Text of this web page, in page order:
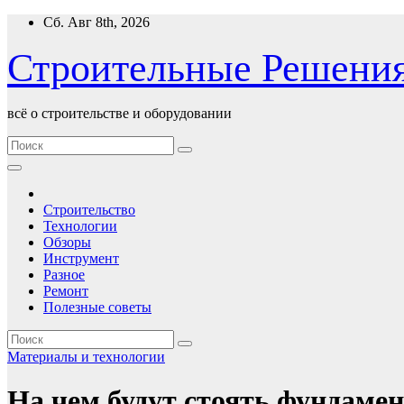
Перейти
содержимому
Сб. Авг 8th, 2026
Строительные
всё о строительстве и оборудовании
Строительство
Технологии
Обзоры
Инструмент
Разное
Ремонт
Полезные советы
Материалы и технологии